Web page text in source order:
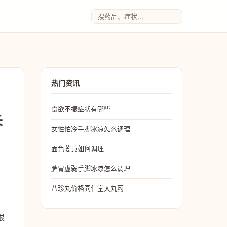
热门资讯
食欲不振症状有哪些
女性怕冷手脚冰凉怎么调理
面色萎黄如何调理
脾胃虚弱手脚冰凉怎么调理
八珍丸价格同仁堂大丸药